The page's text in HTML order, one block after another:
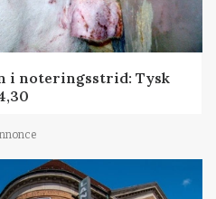
i noteringsstrid: Tysk